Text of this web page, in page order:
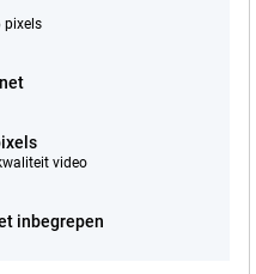
pixels
video
inbegrepen